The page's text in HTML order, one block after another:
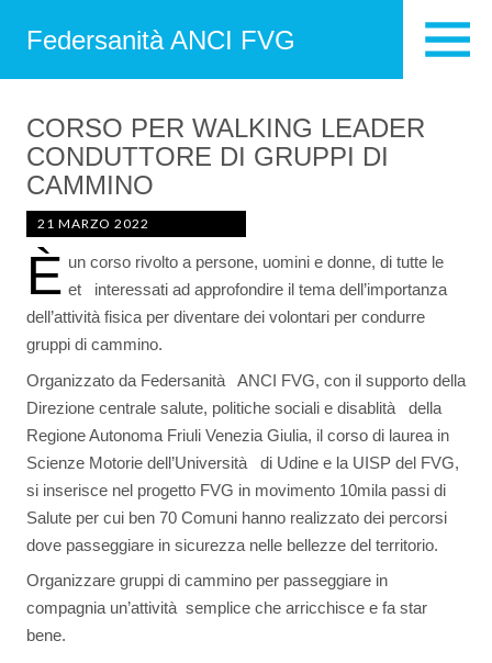
Federsanità ANCI FVG
CORSO PER WALKING LEADER
CONDUTTORE DI GRUPPI DI
CAMMINO
21 MARZO 2022
È un corso rivolto a persone, uomini e donne, di tutte le
et interessati ad approfondire il tema dell’importanza
dell’attività fisica per diventare dei volontari per condurre
gruppi di cammino.
Organizzato da Federsanità ANCI FVG, con il supporto della
Direzione centrale salute, politiche sociali e disablità della
Regione Autonoma Friuli Venezia Giulia, il corso di laurea in
Scienze Motorie dell’Università di Udine e la UISP del FVG,
si inserisce nel progetto FVG in movimento 10mila passi di
Salute per cui ben 70 Comuni hanno realizzato dei percorsi
dove passeggiare in sicurezza nelle bellezze del territorio.
Organizzare gruppi di cammino per passeggiare in
compagnia un’attività semplice che arricchisce e fa star
bene.